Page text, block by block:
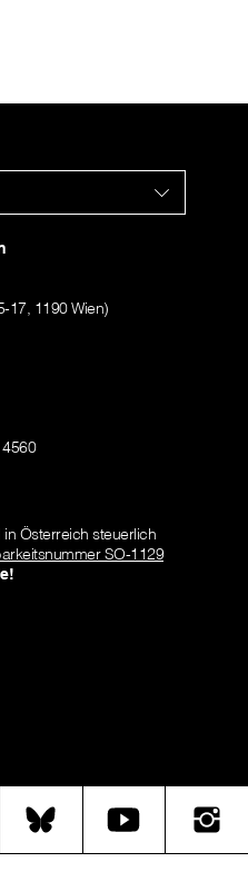
17, 1190 Wien)
Österreich steuerlich
SO-1129